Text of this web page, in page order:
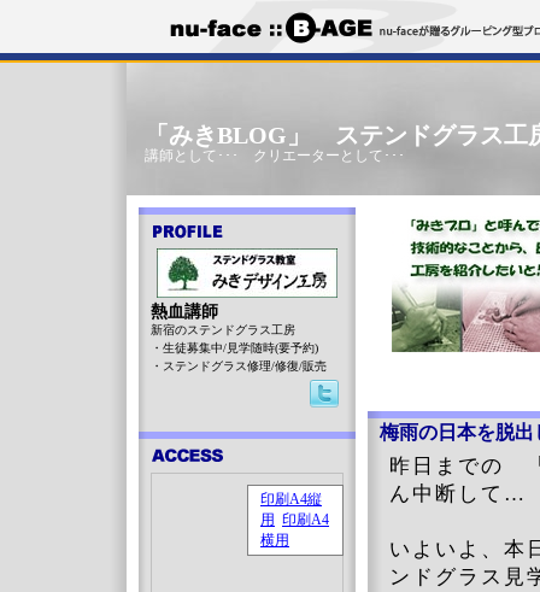
「みきBLOG」 ステンドグラス工
講師として･･･ クリエーターとして･･･
梅雨の日本を脱出
昨日までの
ん中断して…
いよいよ、
ンドグラス
熱血講師
新宿のステンドグラス工房
・生徒募集中/見学随時(要予約)
・ステンドグラス修理/修復/販売